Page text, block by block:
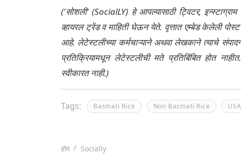
('सोशली' (SocialLY) हे आपल्यासाठी ट्विटर,
व्हायरल ट्रेंड व माहिती घेऊन येते. वृत्तात एम्बेड केलेली
आहे. लेटेस्टलीच्या कर्मचाऱ्याने अथवा लेखकाने त्याचे
प्रतिक्रियामधून लेटेस्टलीची मते प्रतिबिंबित होत
स्वीकारत नाही.)
Tags: Basmati Rice Non Basmati Rice
होम Socially